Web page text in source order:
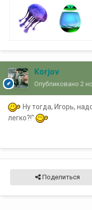
Korjov
Опубликовано 2
Ну тогда, Игорь,
легко?!"
Поделиться